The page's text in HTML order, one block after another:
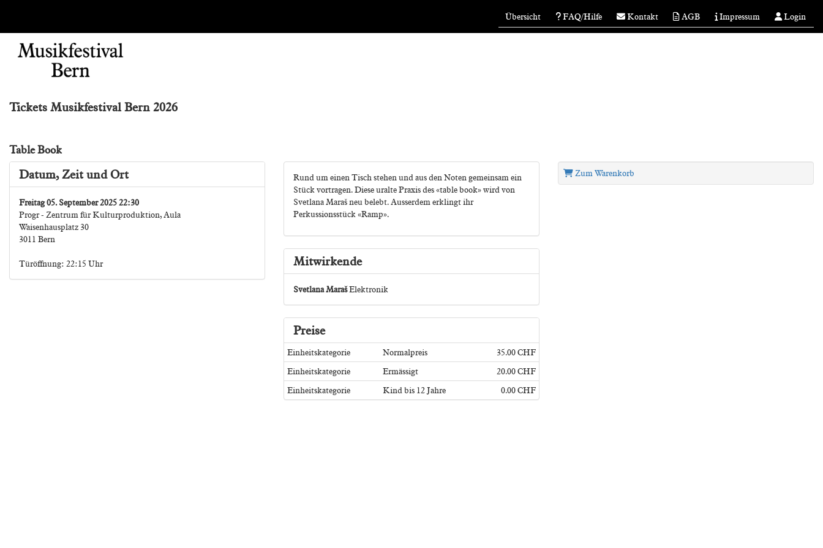
Übersicht FAQ/Hilfe Kontakt AGB Impressum Login
Tickets Musikfestival Bern 2026
Table Book
Datum, Zeit und Ort
Freitag 05. September 2025 22:30
Progr - Zentrum für Kulturproduktion, Aula
Waisenhausplatz 30
3011 Bern
Türöffnung: 22:15 Uhr
Rund um einen Tisch stehen und aus den Noten gemeinsam ein
Stück vortragen. Diese uralte Praxis des «table book» wird von
Svetlana Maraš neu belebt. Ausserdem erklingt ihr
Perkussionsstück «Ramp».
Mitwirkende
Svetlana MarašElektronik
Preise
Einheitskategorie Normalpreis
35.00 CHF
Einheitskategorie
Ermässigt
20.00 CHF
Einheitskategorie
Kind bis 12 Jahre 0.00 CHF
Zum Warenkorb